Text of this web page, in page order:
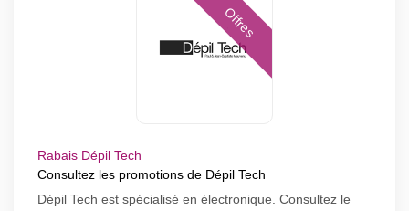
Offres
Rabais Dépil Tech
Consultez les promotions de Dépil Tech
Dépil Tech est spécialisé en électronique. Consultez le